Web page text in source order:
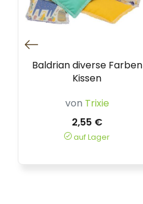
Baldrian diverse Farben
Kissen
von Trixie
2,55 €
auf Lager